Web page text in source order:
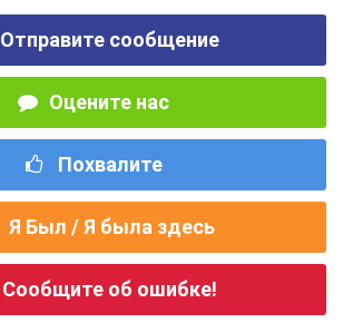
Отправите сообщение
Оцените нас
Похвалите
Я Был / Я была здесь
Сообщите об ошибке!